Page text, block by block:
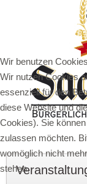
Wir benutzen Cookies
Wir nutzen Cookies
essenziell für den
diese Website und
Cookies). Sie
zulassen möchten.
womöglich nicht
stehen.